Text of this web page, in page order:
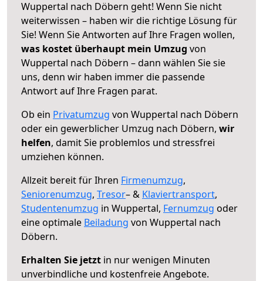
Wuppertal nach Döbern geht! Wenn Sie nicht
weiterwissen – haben wir die richtige Lösung für
Sie! Wenn Sie Antworten auf Ihre Fragen wollen,
was kostet überhaupt mein Umzug von
Wuppertal nach Döbern – dann wählen Sie sie
uns, denn wir haben immer die passende
Antwort auf Ihre Fragen parat.
Ob ein Privatumzug von Wuppertal nach Döbern
oder ein gewerblicher Umzug nach Döbern, wir
helfen, damit Sie problemlos und stressfrei
umziehen können.
Allzeit bereit für Ihren Firmenumzug,
Seniorenumzug, Tresor– & Klaviertransport,
Studentenumzug in Wuppertal, Fernumzug oder
eine optimale Beiladung von Wuppertal nach
Döbern.
Erhalten Sie jetzt in nur wenigen Minuten
unverbindliche und kostenfreie Angebote.